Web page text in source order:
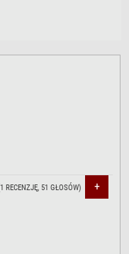
1 RECENZJĘ, 51 GŁOSÓW) +